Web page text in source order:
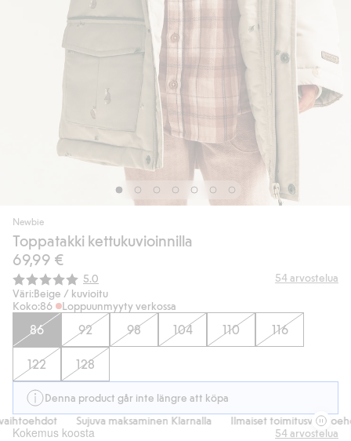
Newbie
Toppatakki kettukuvioinnilla
69,99 €
Keskimääräinen luokitus:
5.0 54arvostelua
Väri:Beige / kuvioitu
Koko:86 Loppuunmyyty verkossa
86 92 98 104 110 116
122 128
Denna product går inte längre att köpa
Sujuva maksaminen Klarnalla Ilmaiset
Kokemus koosta 54arvostelua